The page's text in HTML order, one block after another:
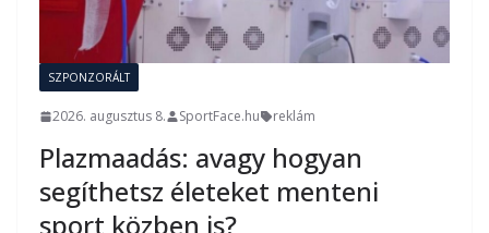
SZPONZORÁLT
2026. augusztus 8. SportFace.hu reklám
Plazmaadás: avagy hogyan
segíthetsz életeket menteni
sport közben is?